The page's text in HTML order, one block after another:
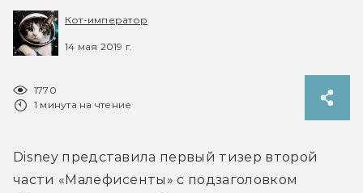
Кот-император
14 мая 2019 г.
1770
1 минута на чтение
Disney представила первый тизер второй
части «Малефисенты» с подзаголовком